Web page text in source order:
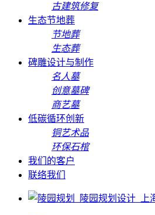
古建筑修复
生态节地葬
节地葬
生态葬
碑雕设计与制作
名人墓
创意墓碑
商艺墓
低碳循环创新
铜艺术品
环保石棺
我们的客户
联络我们